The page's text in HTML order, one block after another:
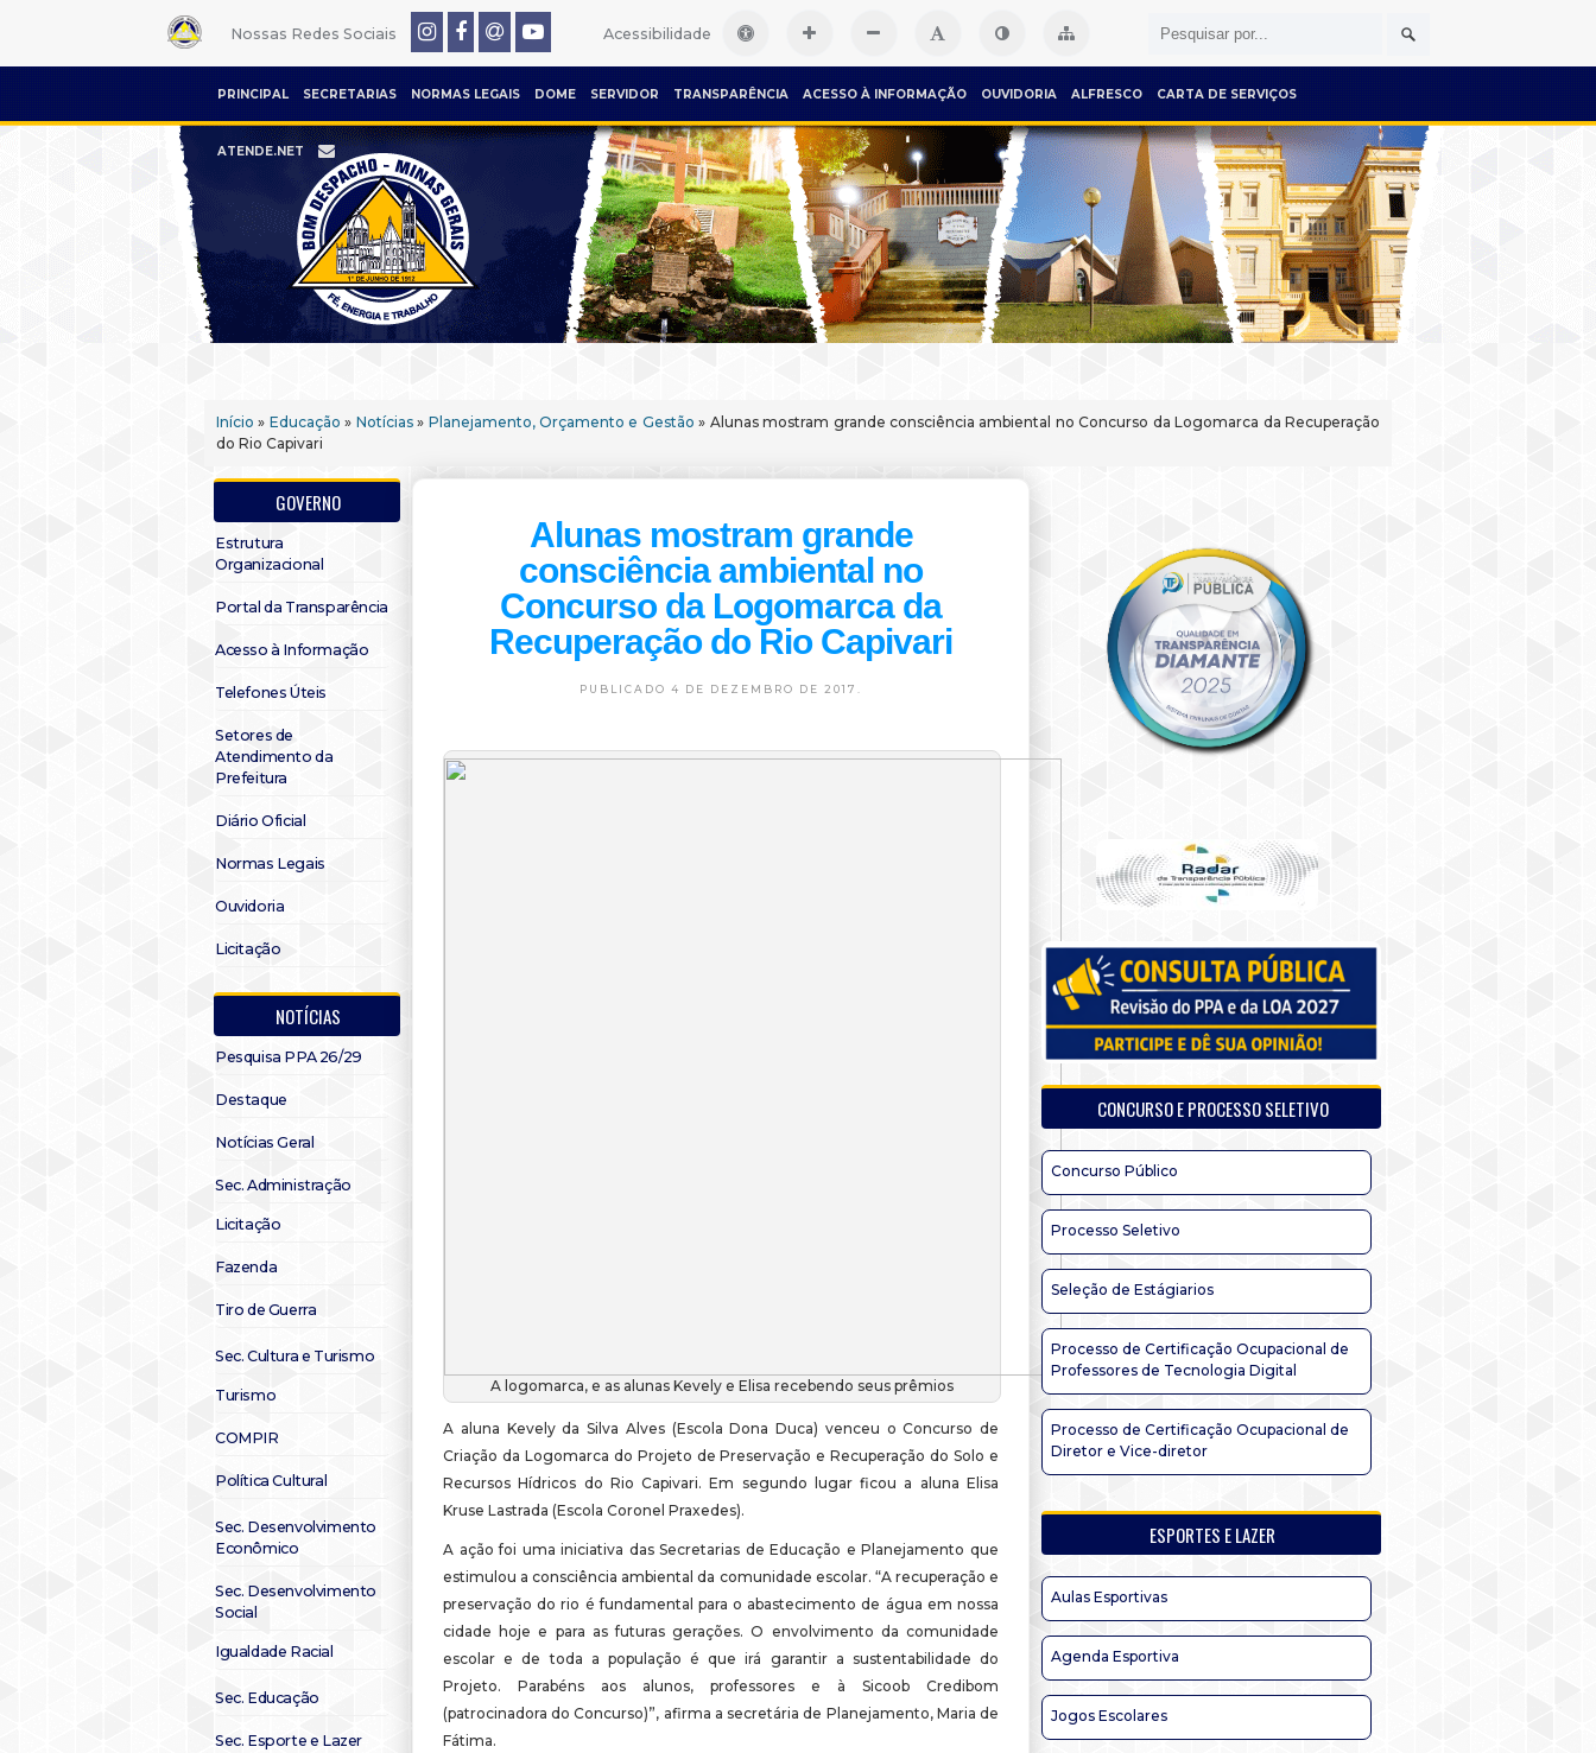
Nossas Redes Sociais Acessibilidade
PRINCIPAL SECRETARIAS NORMAS LEGAIS DOME SERVIDOR TRANSPARÊNCIA ACESSO À INFORMAÇÃO OUVIDORIA ALFRESCO CARTA DE SERVIÇOS
ATENDE.NET
Início » Educação » Notícias» Planejamento, Orçamento e Gestão » Alunas mostram grande consciência ambiental no Concurso da Logomarca da Recuperação
do Rio Capivari
GOVERNO
Estrutura
Organizacional
Portal da Transparência
Acesso à Informação
Telefones Úteis
Setores de
Atendimento da
Prefeitura
Diário Oficial
Normas Legais
Ouvidoria
Licitação
NOTÍCIAS
Pesquisa PPA 26/29
Destaque
Notícias Geral
Sec. Administração
Licitação
Fazenda
Tiro de Guerra
Sec. Cultura e Turismo
Turismo
COMPIR
Política Cultural
Sec. Desenvolvimento
Econômico
Sec. Desenvolvimento
Social
Igualdade Racial
Sec. Educação
Sec. Esporte e Lazer
Alunas mostram grande
consciência ambiental no
Concurso da Logomarca da
Recuperação do Rio Capivari
PUBLICADO 4 DE DEZEMBRO DE 2017.
A logomarca, e as alunas Kevely e Elisa recebendo seus prêmios
A aluna Kevely da Silva Alves (Escola Dona Duca) venceu o Concurso de
Criação da Logomarca do Projeto de Preservação e Recuperação do Solo e
Recursos Hídricos do Rio Capivari. Em segundo lugar ficou a aluna Elisa
Kruse Lastrada (Escola Coronel Praxedes).
A ação foi uma iniciativa das Secretarias de Educação e Planejamento que
estimulou a consciência ambiental da comunidade escolar. “A recuperação e
preservação do rio é fundamental para o abastecimento de água em nossa
cidade hoje e para as futuras gerações. O envolvimento da comunidade
escolar e de toda a população é que irá garantir a sustentabilidade do
Projeto. Parabéns aos alunos, professores e à Sicoob Credibom
(patrocinadora do Concurso)”, afirma a secretária de Planejamento, Maria de
Fátima.
CONCURSO E PROCESSO SELETIVO
Concurso Público
Processo Seletivo
Seleção de Estágiarios
Processo de Certificação Ocupacional de
Professores de Tecnologia Digital
Processo de Certificação Ocupacional de
Diretor e Vice-diretor
ESPORTES E LAZER
Aulas Esportivas
Agenda Esportiva
Jogos Escolares